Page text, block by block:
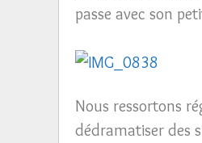
passe avec son
Nous ressortons
dédramatiser des